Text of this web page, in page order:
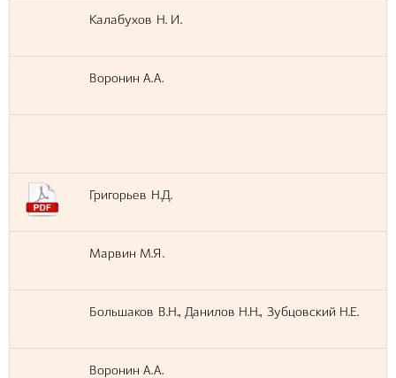
Калабухов Н. И.
Воронин А.А.
Григорьев Н.Д.
Марвин М.Я.
Большаков В.Н., Данилов Н.Н., Зубцовский Н.Е.
Воронин А.А.